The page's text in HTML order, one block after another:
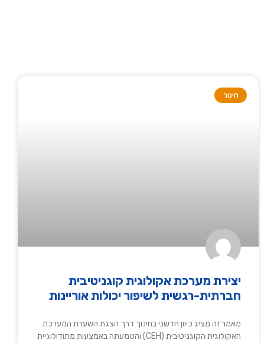
חינוך
יצירת מערכת אקולוגית קוגניטיבית
חברתית-רגשית לשיפור יכולות אוריינות
מאמר זה מציג כיוון חדשני בחינוך דרך הצגת השערת המערכת
האקולוגית הקוגניטיבית (CEH) והטמעתה באמצעות מתודולוגיית